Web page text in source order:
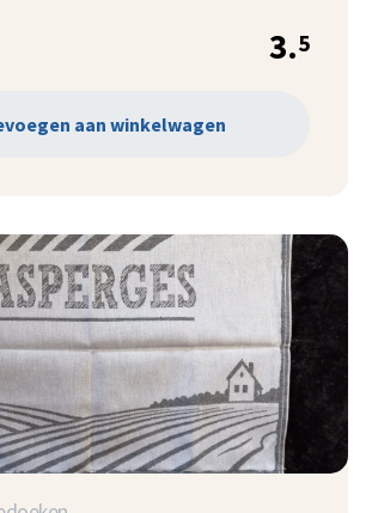
3.5
aan winkelwagen